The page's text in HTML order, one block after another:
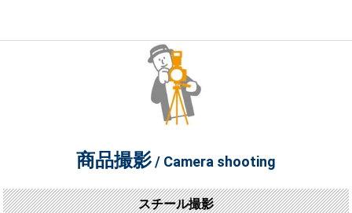
商品撮影/ Camera shooting
スチール撮影